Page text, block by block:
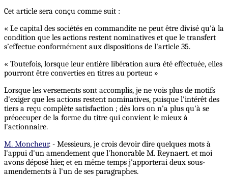
Cet article sera conçu comme suit :
« Le capital des sociétés en commandite ne peut être divisé qu'à la
condition que les actions restent nominatives et que le transfert
s’effectue conformément aux dispositions de l'article 35.
« Toutefois, lorsque leur entière libération aura été effectuée, elles
pourront être converties en titres au porteur. »
Lorsque les versements sont accomplis, je ne vois plus de motifs
d'exiger que les actions restent nominatives, puisque l'intérêt des
tiers a reçu complète satisfaction ; dès lors on n'a plus qu'à se
préoccuper de la forme du titre qui convient le mieux à
l'actionnaire.
M. Moncheur. - Messieurs, je crois devoir dire quelques mots à
l'appui d'un amendement que l'honorable M. Reynaert. et moi
avons déposé hier, et en même temps j'apporterai deux sous-
amendements à l'un de ses paragraphes.